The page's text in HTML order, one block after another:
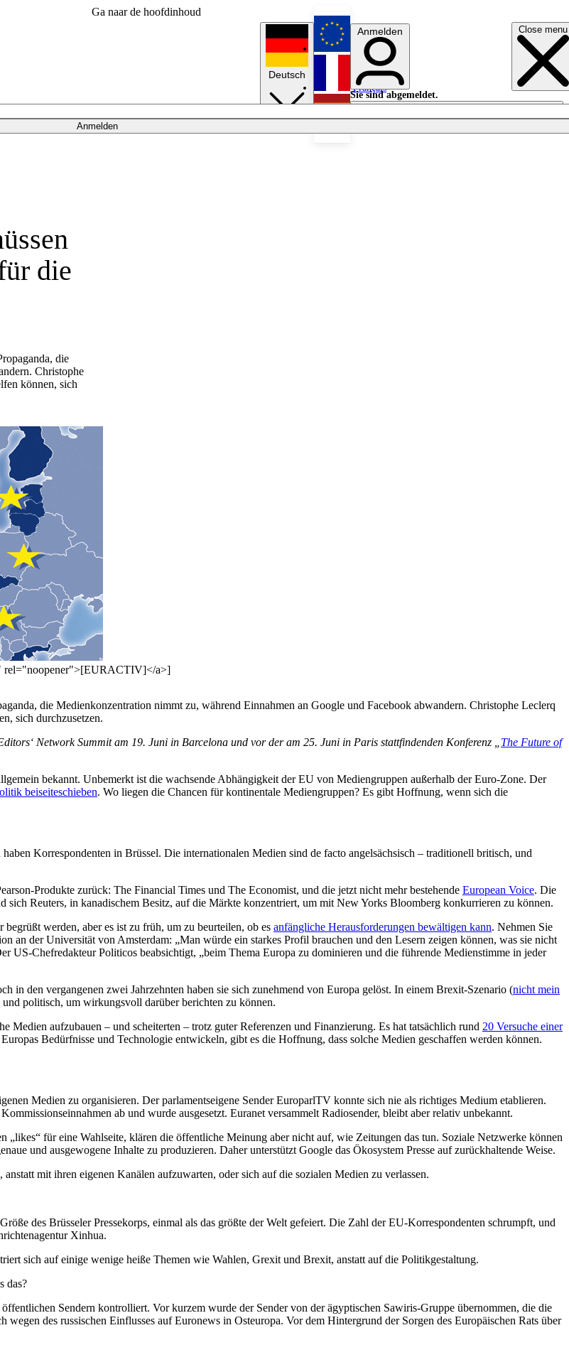
Ga naar de hoofdinhoud
Close menu
Anmelden
Deutsch
English
Français
Anmelden
Sie sind abgemeldet.
Anmelden
Licht aus
die
die
Christophe
können, sich
rel="noopener">[EURACTIV]</a>]
die Medienkonzentration nimmt zu, während Einnahmen an Google und Facebook abwandern. Christophe Leclerq
sich durchzusetzen.
Network Summit am 19. Juni in Barcelona und vor der am 25. Juni in Paris stattfindenden Konferenz „ The Future of
bekannt. Unbemerkt ist die wachsende Abhängigkeit der EU von Mediengruppen außerhalb der Euro-Zone. Der
beiseiteschieben. Wo liegen die Chancen für kontinentale Mediengruppen? Es gibt Hoffnung, wenn sich die
Korrespondenten in Brüssel. Die internationalen Medien sind de facto angelsächsisch – traditionell britisch, und
Produkte zurück: The Financial Times und The Economist, und die jetzt nicht mehr bestehende European Voice. Die
sich Reuters, in kanadischem Besitz, auf die Märkte konzentriert, um mit New Yorks Bloomberg konkurrieren zu können.
werden, aber es ist zu früh, um zu beurteilen, ob es anfängliche Herausforderungen bewältigen kann. Nehmen Sie
an der Universität von Amsterdam: „Man würde ein starkes Profil brauchen und den Lesern zeigen können, was sie nicht
Chefredakteur Politicos beabsichtigt, „beim Thema Europa zu dominieren und die führende Medienstimme in jeder
in den vergangenen zwei Jahrzehnten haben sie sich zunehmend von Europa gelöst. In einem Brexit-Szenario (nicht mein
politisch, um wirkungsvoll darüber berichten zu können.
Medien aufzubauen – und scheiterten – trotz guter Referenzen und Finanzierung. Es hat tatsächlich rund 20 Versuche einer
Bedürfnisse und Technologie entwickeln, gibt es die Hoffnung, dass solche Medien geschaffen werden können.
Medien zu organisieren. Der parlamentseigene Sender EuroparlTV konnte sich nie als richtiges Medium etablieren.
ab und wurde ausgesetzt. Euranet versammelt Radiosender, bleibt aber relativ unbekannt.
für eine Wahlseite, klären die öffentliche Meinung aber nicht auf, wie Zeitungen das tun. Soziale Netzwerke können
und ausgewogene Inhalte zu produzieren. Daher unterstützt Google das Ökosystem Presse auf zurückhaltende Weise.
mit ihren eigenen Kanälen aufzuwarten, oder sich auf die sozialen Medien zu verlassen.
des Brüsseler Pressekorps, einmal als das größte der Welt gefeiert. Die Zahl der EU-Korrespondenten schrumpft, und
Xinhua.
sich auf einige wenige heiße Themen wie Wahlen, Grexit und Brexit, anstatt auf die Politikgestaltung.
das?
Sendern kontrolliert. Vor kurzem wurde der Sender von der ägyptischen Sawiris-Gruppe übernommen, die die
wegen des russischen Einflusses auf Euronews in Osteuropa. Vor dem Hintergrund der Sorgen des Europäischen Rats über